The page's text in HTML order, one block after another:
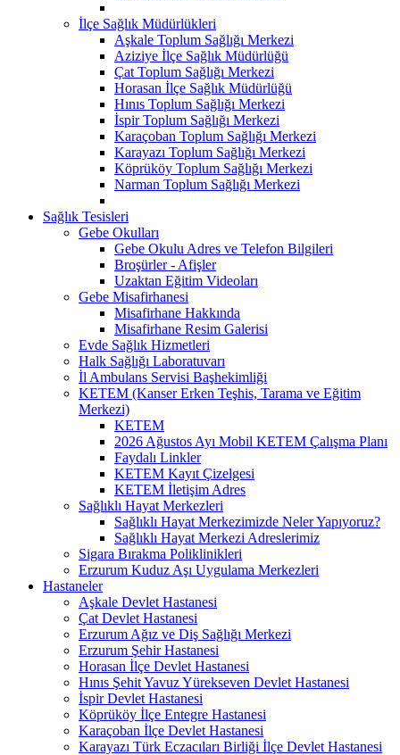
İlçe Sağlık Müdürlükleri
Aşkale Toplum Sağlığı Merkezi
Aziziye İlçe Sağlık Müdürlüğü
Çat Toplum Sağlığı Merkezi
Horasan İlçe Sağlık Müdürlüğü
Hınıs Toplum Sağlığı Merkezi
İspir Toplum Sağlığı Merkezi
Karaçoban Toplum Sağlığı Merkezi
Karayazı Toplum Sağlığı Merkezi
Köprüköy Toplum Sağlığı Merkezi
Narman Toplum Sağlığı Merkezi
Sağlık Tesisleri
Gebe Okulları
Gebe Okulu Adres ve Telefon Bilgileri
Broşürler - Afişler
Uzaktan Eğitim Videoları
Gebe Misafirhanesi
Misafirhane Hakkında
Misafirhane Resim Galerisi
Evde Sağlık Hizmetleri
Halk Sağlığı Laboratuvarı
İl Ambulans Servisi Başhekimliği
KETEM (Kanser Erken Teşhis, Tarama ve Eğitim
Merkezi)
KETEM
2026 Ağustos Ayı Mobil KETEM Çalışma Planı
Faydalı Linkler
KETEM Kayıt Çizelgesi
KETEM İletişim Adres
Sağlıklı Hayat Merkezleri
Sağlıklı Hayat Merkezimizde Neler Yapıyoruz?
Sağlıklı Hayat Merkezi Adreslerimiz
Sigara Bırakma Poliklinikleri
Erzurum Kuduz Aşı Uygulama Merkezleri
Hastaneler
Aşkale Devlet Hastanesi
Çat Devlet Hastanesi
Erzurum Ağız ve Diş Sağlığı Merkezi
Erzurum Şehir Hastanesi
Horasan İlçe Devlet Hastanesi
Hınıs Şehit Yavuz Yürekseven Devlet Hastanesi
İspir Devlet Hastanesi
Köprüköy İlçe Entegre Hastanesi
Karaçoban İlçe Devlet Hastanesi
Karayazı Türk Eczacıları Birliği İlçe Devlet Hastanesi